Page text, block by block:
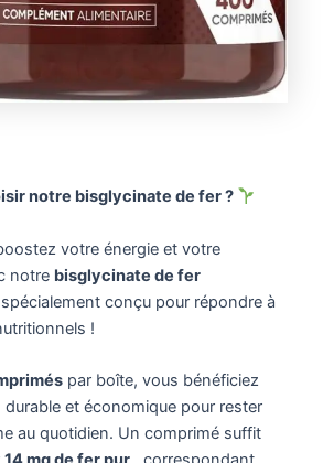
notre bisglycinate de fer ?
votre énergie et votre
notre bisglycinate de fer
conçu pour répondre à
!
par boîte, vous bénéficiez
durable et économique pour rester
au quotidien. Un comprimé suffit